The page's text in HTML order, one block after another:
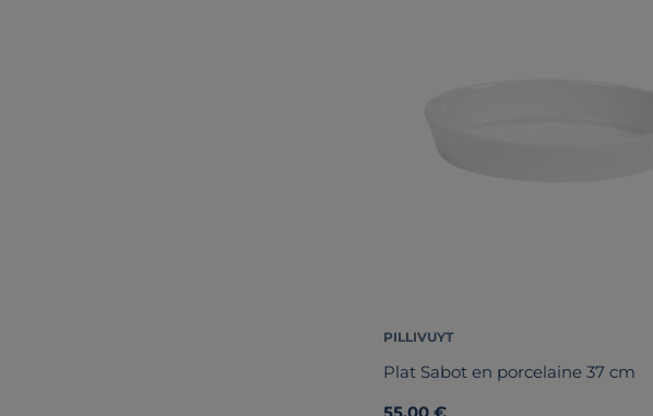
PILLIVUYT
Plat Sabot en porcelaine 37 cm